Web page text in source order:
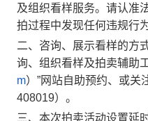
及组织看样服务。请认准
拍过程中发现任何违规行
二、咨询、展示看样的方
询、组织看样及拍卖辅助
m）”网站自助预约、或关
408019）。
三、本次拍卖活动设置延